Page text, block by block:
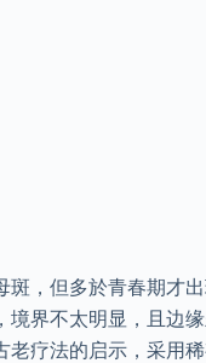
斑，但多於青春期才
境界不太明显，且边
老疗法的启示，采用